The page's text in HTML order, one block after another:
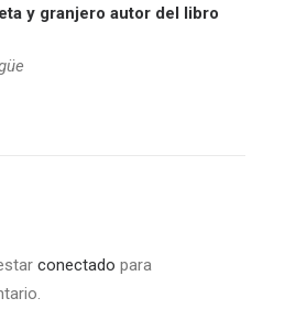
y granjero autor del libro
conectado para